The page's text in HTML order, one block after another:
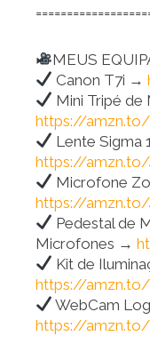
MEUS
Canon T7i →
Mini Tripé
https://
Lente Sigma
https://amzn.to/
Microfone
https://
Pedestal de
Microfones →
Kit de
https://amzn.to/
WebCam
https://